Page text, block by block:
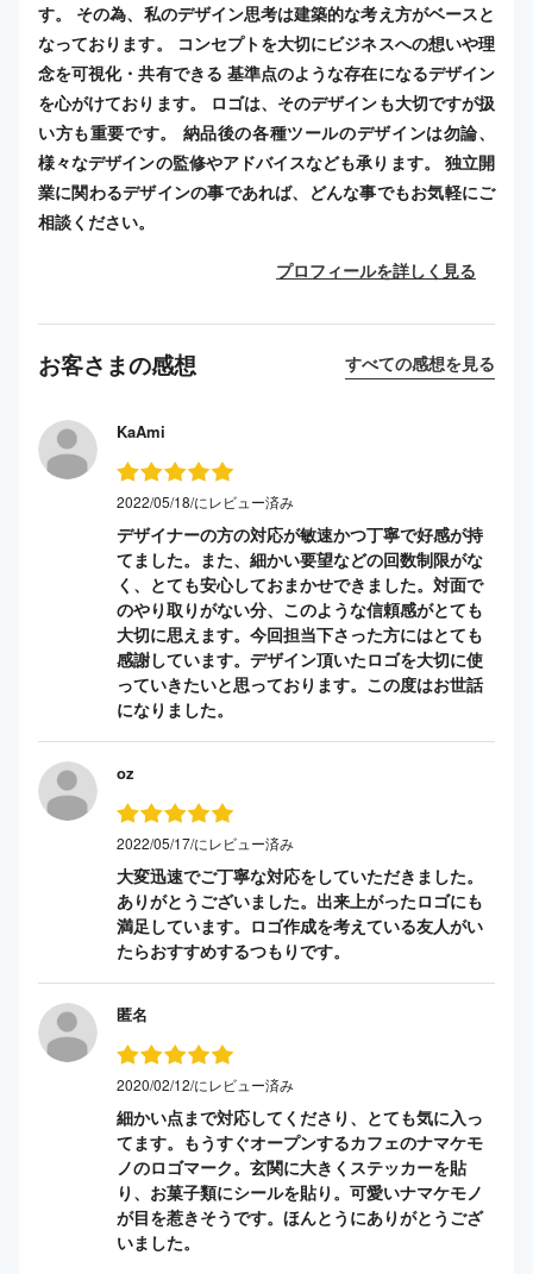
す。 その為、私のデザイン思考は建築的な考え方がベースと
なっております。 コンセプトを大切にビジネスへの想いや理
念を可視化・共有できる 基準点のような存在になるデザイン
を心がけております。 ロゴは、そのデザインも大切ですが扱
い方も重要です。 納品後の各種ツールのデザインは勿論、
様々なデザインの監修やアドバイスなども承ります。 独立開
業に関わるデザインの事であれば、どんな事でもお気軽にご
相談ください。
プロフィールを詳しく見る
お客さまの感想 すべての感想を見る
KaAmi
2022/05/18/にレビュー済み
デザイナーの方の対応が敏速かつ丁寧で好感が持
てました。また、細かい要望などの回数制限がな
く、とても安心しておまかせできました。対面で
のやり取りがない分、このような信頼感がとても
大切に思えます。今回担当下さった方にはとても
感謝しています。デザイン頂いたロゴを大切に使
っていきたいと思っております。この度はお世話
になりました。
oz
2022/05/17/にレビュー済み
大変迅速でご丁寧な対応をしていただきました。
ありがとうございました。出来上がったロゴにも
満足しています。ロゴ作成を考えている友人がい
たらおすすめするつもりです。
匿名
2020/02/12/にレビュー済み
細かい点まで対応してくださり、とても気に入っ
てます。もうすぐオープンするカフェのナマケモ
ノのロゴマーク。玄関に大きくステッカーを貼
り、お菓子類にシールを貼り。可愛いナマケモノ
が目を惹きそうです。ほんとうにありがとうござ
いました。